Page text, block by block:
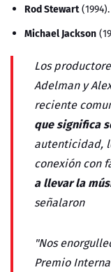
Rod Stewart(1994).
Michael Jackson
Los
Adelman y
reciente
que significa
autenticidad,
conexión con
a llevar la
señalaron
"Nos
Premio